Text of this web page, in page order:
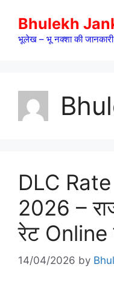
content
Bhulekh
भूलेख – भू नक्शा की जानकारी
DLC
2026 –
रेट Online
14/04/2026 by